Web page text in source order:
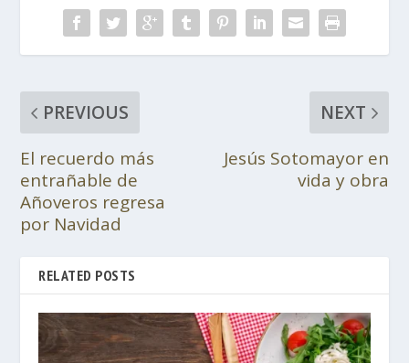
PREVIOUS
El recuerdo más
entrañable de
Añoveros regresa
por Navidad
NEXT
Jesús Sotomayor en
vida y obra
RELATED POSTS